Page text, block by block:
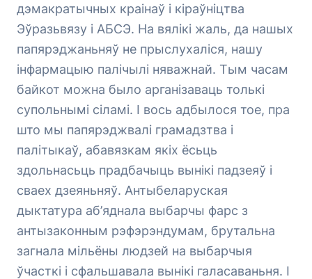
дэмакратычных краінаў і кіраўніцтва
Эўразьвязу і АБСЭ. На вялікі жаль, да нашых
папярэджаньняў не прыслухаліся, нашу
інфармацыю палічылі няважнай. Тым часам
байкот можна было арганізаваць толькі
супольнымі сіламі. І вось адбылося тое, пра
што мы папярэджвалі грамадзтва і
палітыкаў, абавязкам якіх ёсьць
здольнасьць прадбачыць вынікі падзеяў і
сваех дзеяньняў. Антыбеларуская
дыктатура аб’яднала выбарчы фарс з
антызаконным рэфэрэндумам, брутальна
загнала мільёны людзей на выбарчыя
ўчасткі і сфальшавала вынікі галасаваньня. І